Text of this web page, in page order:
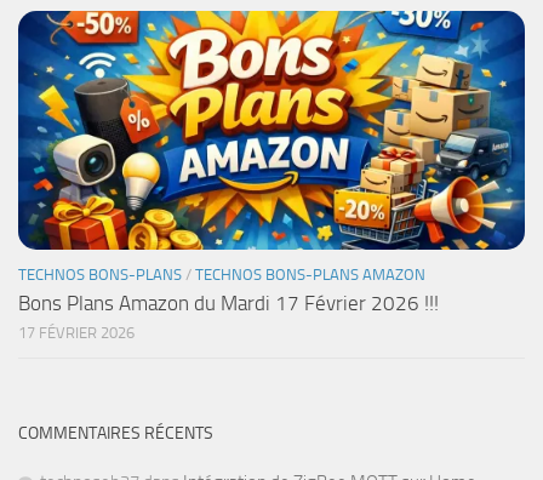
TECHNOS BONS-PLANS / TECHNOS BONS-PLANS AMAZON
Bons Plans Amazon du Mardi 17 Février 2026 !!!
17 FÉVRIER 2026
COMMENTAIRES RÉCENTS